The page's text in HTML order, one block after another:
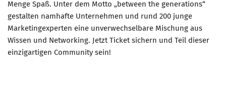
Menge Spaß. Unter dem Motto „between the generations“
gestalten namhafte Unternehmen und rund 200 junge
Marketingexperten eine unverwechselbare Mischung aus
Wissen und Networking. Jetzt Ticket sichern und Teil dieser
einzigartigen Community sein!